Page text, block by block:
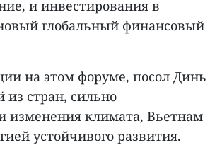
и инвестирования в
глобальный финансовый
на этом форуме, посол Динь
из стран, сильно
изменения климата, Вьетнам
устойчивого развития.